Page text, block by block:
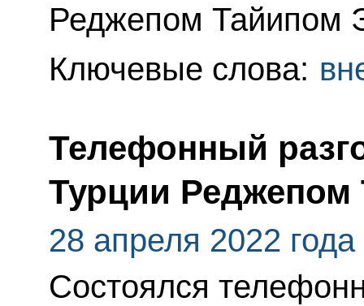
Реджепом Тайипом
Ключевые слова:
Телефонный
Турции
28 апреля 2022 года
Состоялся